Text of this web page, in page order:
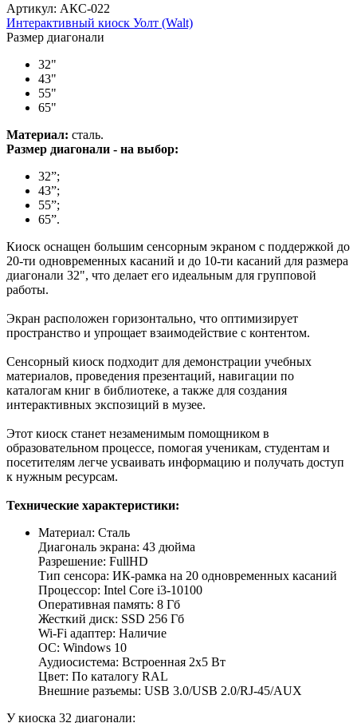
Артикул: АКС-022
Интерактивный киоск Уолт (Walt)
Размер диагонали
32"
43"
55"
65"
Материал: сталь.
Размер диагонали - на выбор:
32”;
43”;
55”;
65”.
Киоск оснащен большим сенсорным экраном с поддержкой до
20-ти одновременных касаний и до 10-ти касаний для размера
диагонали 32", что делает его идеальным для групповой
работы.
Экран расположен горизонтально, что оптимизирует
пространство и упрощает взаимодействие с контентом.
Сенсорный киоск подходит для демонстрации учебных
материалов, проведения презентаций, навигации по
каталогам книг в библиотеке, а также для создания
интерактивных экспозиций в музее.
Этот киоск станет незаменимым помощником в
образовательном процессе, помогая ученикам, студентам и
посетителям легче усваивать информацию и получать доступ
к нужным ресурсам.
Технические характеристики:
Материал: Сталь
Диагональ экрана: 43 дюйма
Разрешение: FullHD
Тип сенсора: ИК-рамка на 20 одновременных касаний
Процессор: Intel Сore i3-10100
Оперативная память: 8 Гб
Жесткий диск: SSD 256 Гб
Wi-Fi адаптер: Наличие
ОС: Windows 10
Аудиосистема: Встроенная 2х5 Вт
Цвет: По каталогу RAL
Внешние разъемы: USB 3.0/USB 2.0/RJ-45/AUX
У киоска 32 диагонали: